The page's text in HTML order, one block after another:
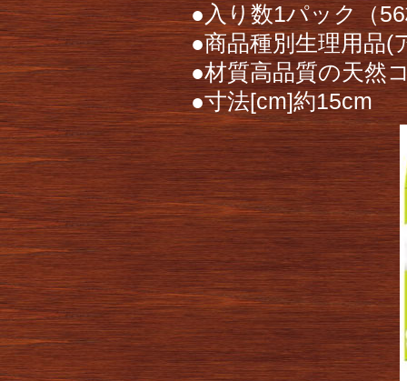
●入り数1パック（
●商品種別生理用品(
●材質高品質の天然
●寸法[cm]約15cm